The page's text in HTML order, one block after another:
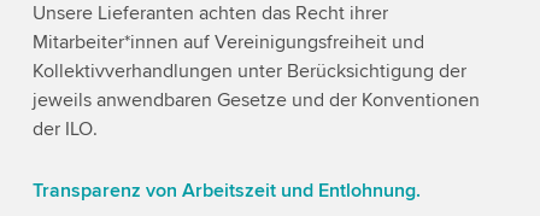
Unsere Lieferanten achten das Recht ihrer
Mitarbeiter*innen auf Vereinigungsfreiheit und
Kollektivverhandlungen unter Berücksichtigung der
jeweils anwendbaren Gesetze und der Konventionen
der ILO.
Transparenz von Arbeitszeit und Entlohnung.